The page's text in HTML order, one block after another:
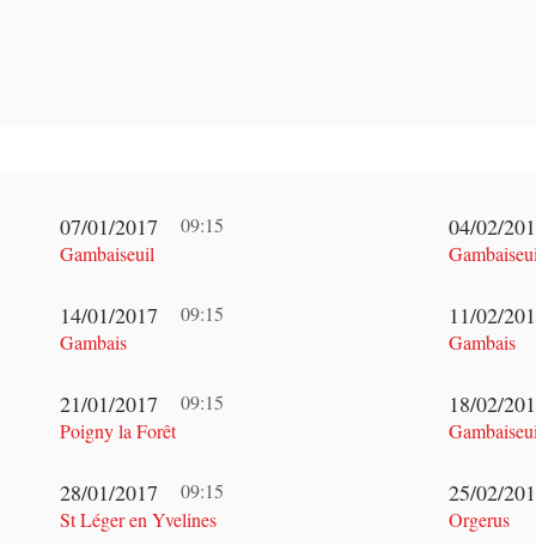
07/01/2017
09:15
Gambaiseuil
14/01/2017
09:15
Gambais
21/01/2017
09:15
Poigny la Forêt
28/01/2017
09:15
St Léger en Yvelines
04/02/
11/02/
Gambais
18/02/
25/02/
Orgerus